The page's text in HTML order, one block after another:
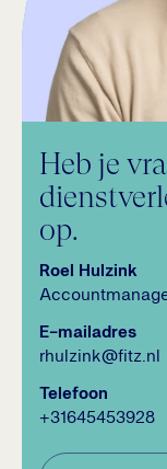
Heb je
op.
Roel Hulzink
E-mailadres
rhulzink@fitz.nl
Telefoon
+31645453928